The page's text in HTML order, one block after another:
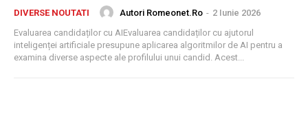
DIVERSE NOUTATI Autori Romeonet.ro - 2 Iunie 2026
Evaluarea candidaților cu AIEvaluarea candidaților cu ajutorul
inteligenței artificiale presupune aplicarea algoritmilor de AI pentru a
examina diverse aspecte ale profilului unui candid. Acest...